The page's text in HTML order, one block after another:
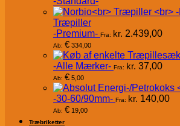
Træpiller
-Premium- Fra: kr. 2.439,00
Ab: € 334,00
-Alle Mærker- Fra: kr. 37,00
Ab: € 5,00
-30-60/90mm- Fra: kr. 140,00
Ab: € 19,00
Træbriketter